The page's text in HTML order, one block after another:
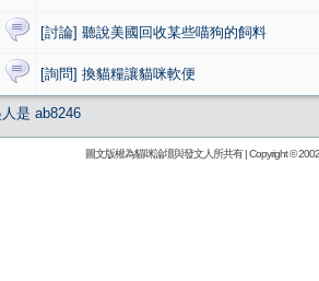
[討論] 聽說美國回收某些喵狗的飼料
[詢問] 換貓糧讓貓咪軟便
是 ab8246
圖文版權為貓咪論壇與發文人所共有 | Copyright ©